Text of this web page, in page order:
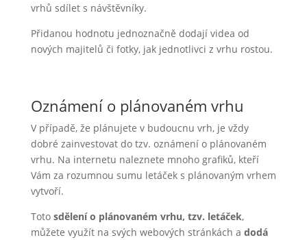
vrhů sdílet s návštěvníky.
Přidanou hodnotu jednoznačně dodají videa od
nových majitelů či fotky, jak jednotlivci z vrhu rostou.
Oznámení o plánovaném vrhu
V případě, že plánujete v budoucnu vrh, je vždy
dobré zainvestovat do tzv. oznámení o plánovaném
vrhu. Na internetu naleznete mnoho grafiků, kteří
Vám za rozumnou sumu letáček s plánovaným vrhem
vytvoří.
Toto sdělení o plánovaném vrhu, tzv. letáček,
můžete využít na svých webových stránkách a dodá